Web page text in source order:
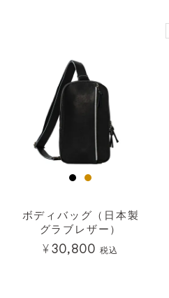
ボディバッグ（日本製
グラブレザー）
¥30,800 税込